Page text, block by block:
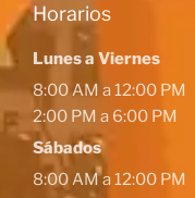
Horarios
Lunes a Viernes
8:00 AM a 12:00 PM
2:00 PM a 6:00 PM
Sábados
8:00 AM a 12:00 PM